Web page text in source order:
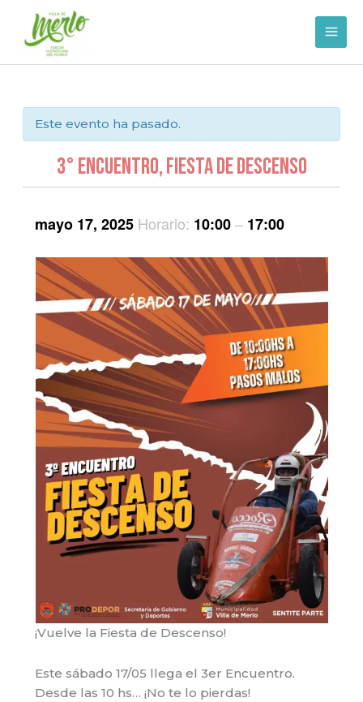
contenido
Este evento ha pasado.
3° Encuentro, Fiesta de Descenso
mayo 17, 2025 Horario: 10:00– 17:00
¡Vuelve la Fiesta de Descenso!
Este sábado 17/05 llega el 3er Encuentro.
Desde las 10 hs… ¡No te lo pierdas!